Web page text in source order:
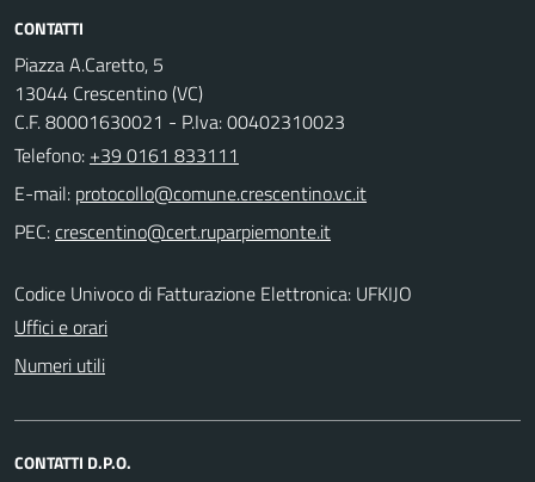
CONTATTI
Piazza A.Caretto, 5
13044 Crescentino (VC)
C.F. 80001630021 - P.Iva: 00402310023
Telefono: +39 0161 833111
E-mail:
PEC:
Codice Univoco di Fatturazione Elettronica: UFKIJO
Uffici e orari
Numeri utili
CONTATTI D.P.O.